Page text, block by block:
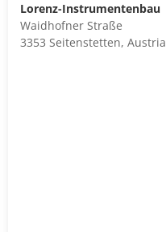
Lorenz-Instrumentenbau
Waidhofner Straße
3353 Seitenstetten, Austria